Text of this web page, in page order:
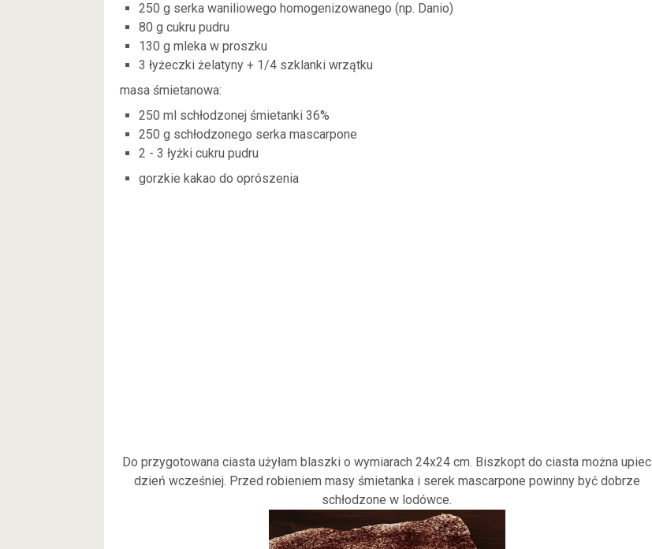
250 g serka waniliowego homogenizowanego (np. Danio)
80 g cukru pudru
130 g mleka w proszku
3 łyżeczki żelatyny + 1/4 szklanki wrzątku
masa śmietanowa:
250 ml schłodzonej śmietanki 36%
250 g schłodzonego serka mascarpone
2 - 3 łyżki cukru pudru
gorzkie kakao do oprószenia
Do przygotowana ciasta użyłam blaszki o wymiarach 24x24 cm. Biszkopt do ciasta można upiec
dzień wcześniej. Przed robieniem masy śmietanka i serek mascarpone powinny być dobrze
schłodzone w lodówce.